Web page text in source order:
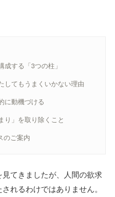
する「3つの柱」
してもうまくいかない理由
に動機づける
り」を取り除くこと
のご案内
見てきましたが、人間の欲求
れるわけではありません。